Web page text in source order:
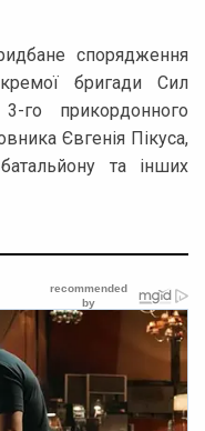
спорядження
бригади Сил
го прикордонного
Євгенія Пікуса,
та інших